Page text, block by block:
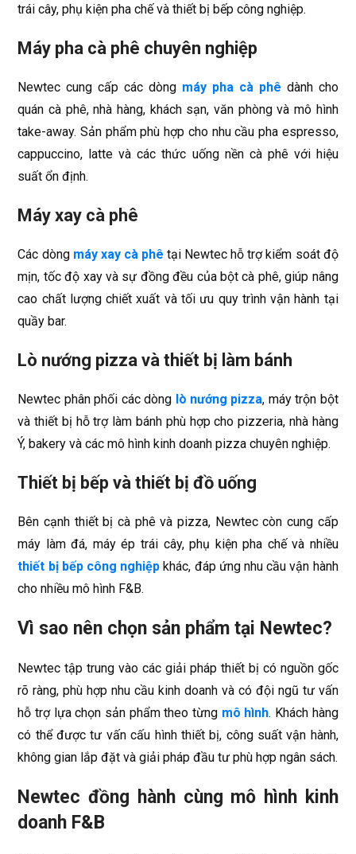
trái cây, phụ kiện pha chế và thiết bị bếp công nghiệp.
Máy pha cà phê chuyên nghiệp
Newtec cung cấp các dòng máy pha cà phê dành cho
quán cà phê, nhà hàng, khách sạn, văn phòng và mô hình
take-away. Sản phẩm phù hợp cho nhu cầu pha espresso,
cappuccino, latte và các thức uống nền cà phê với hiệu
suất ổn định.
Máy xay cà phê
Các dòng máy xay cà phê tại Newtec hỗ trợ kiểm soát độ
mịn, tốc độ xay và sự đồng đều của bột cà phê, giúp nâng
cao chất lượng chiết xuất và tối ưu quy trình vận hành tại
quầy bar.
Lò nướng pizza và thiết bị làm bánh
Newtec phân phối các dòng lò nướng pizza, máy trộn bột
và thiết bị hỗ trợ làm bánh phù hợp cho pizzeria, nhà hàng
Ý, bakery và các mô hình kinh doanh pizza chuyên nghiệp.
Thiết bị bếp và thiết bị đồ uống
Bên cạnh thiết bị cà phê và pizza, Newtec còn cung cấp
máy làm đá, máy ép trái cây, phụ kiện pha chế và nhiều
thiết bị bếp công nghiệp khác, đáp ứng nhu cầu vận hành
cho nhiều mô hình F&B.
Vì sao nên chọn sản phẩm tại Newtec?
Newtec tập trung vào các giải pháp thiết bị có nguồn gốc
rõ ràng, phù hợp nhu cầu kinh doanh và có đội ngũ tư vấn
hỗ trợ lựa chọn sản phẩm theo từng mô hình. Khách hàng
có thể được tư vấn cấu hình thiết bị, công suất vận hành,
không gian lắp đặt và giải pháp đầu tư phù hợp ngân sách.
Newtec đồng hành cùng mô hình kinh
doanh F&B